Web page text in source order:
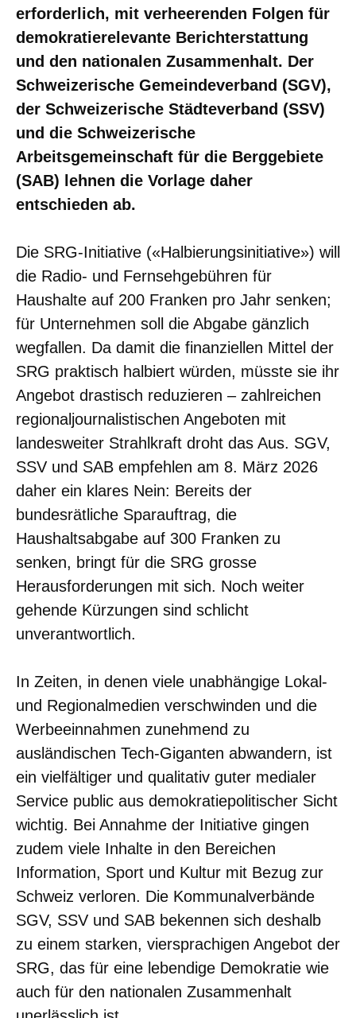
erforderlich, mit verheerenden Folgen für
demokratierelevante Berichterstattung
und den nationalen Zusammenhalt. Der
Schweizerische Gemeindeverband (SGV),
der Schweizerische Städteverband (SSV)
und die Schweizerische
Arbeitsgemeinschaft für die Berggebiete
(SAB) lehnen die Vorlage daher
entschieden ab.
Die SRG-Initiative («Halbierungsinitiative») will
die Radio- und Fernsehgebühren für
Haushalte auf 200 Franken pro Jahr senken;
für Unternehmen soll die Abgabe gänzlich
wegfallen. Da damit die finanziellen Mittel der
SRG praktisch halbiert würden, müsste sie ihr
Angebot drastisch reduzieren – zahlreichen
regionaljournalistischen Angeboten mit
landesweiter Strahlkraft droht das Aus. SGV,
SSV und SAB empfehlen am 8. März 2026
daher ein klares Nein: Bereits der
bundesrätliche Sparauftrag, die
Haushaltsabgabe auf 300 Franken zu
senken, bringt für die SRG grosse
Herausforderungen mit sich. Noch weiter
gehende Kürzungen sind schlicht
unverantwortlich.
In Zeiten, in denen viele unabhängige Lokal-
und Regionalmedien verschwinden und die
Werbeeinnahmen zunehmend zu
ausländischen Tech-Giganten abwandern, ist
ein vielfältiger und qualitativ guter medialer
Service public aus demokratiepolitischer Sicht
wichtig. Bei Annahme der Initiative gingen
zudem viele Inhalte in den Bereichen
Information, Sport und Kultur mit Bezug zur
Schweiz verloren. Die Kommunalverbände
SGV, SSV und SAB bekennen sich deshalb
zu einem starken, viersprachigen Angebot der
SRG, das für eine lebendige Demokratie wie
auch für den nationalen Zusammenhalt